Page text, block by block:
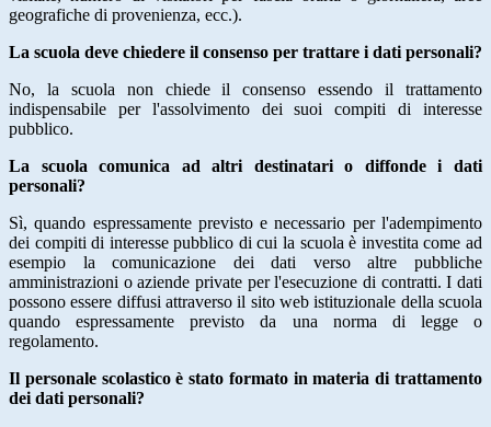
geografiche di provenienza, ecc.).
La scuola deve chiedere il consenso per trattare i dati personali?
No, la scuola non chiede il consenso essendo il trattamento
indispensabile per l'assolvimento dei suoi compiti di interesse
pubblico.
La scuola comunica ad altri destinatari o diffonde i dati
personali?
Sì, quando espressamente previsto e necessario per l'adempimento
dei compiti di interesse pubblico di cui la scuola è investita come ad
esempio la comunicazione dei dati verso altre pubbliche
amministrazioni o aziende private per l'esecuzione di contratti. I dati
possono essere diffusi attraverso il sito web istituzionale della scuola
quando espressamente previsto da una norma di legge o
regolamento.
Il personale scolastico è stato formato in materia di trattamento
dei dati personali?